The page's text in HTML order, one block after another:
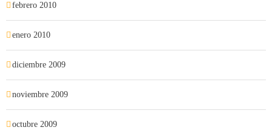
febrero 2010
enero 2010
diciembre 2009
noviembre 2009
octubre 2009